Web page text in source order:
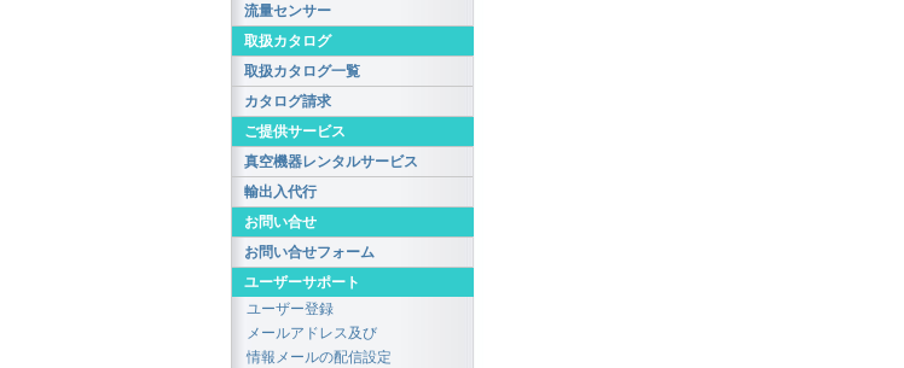
流量センサー
取扱カタログ
取扱カタログ一覧
カタログ請求
ご提供サービス
真空機器レンタルサービス
輸出入代行
お問い合せ
お問い合せフォーム
ユーザーサポート
ユーザー登録
メールアドレス及び
情報メールの配信設定